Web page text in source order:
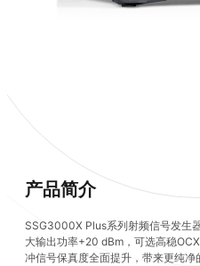
产品简介
SSG3000X Plus系列射频信号发生
大输出功率+20 dBm，可选高稳
冲信号保真度全面提升，带来更纯